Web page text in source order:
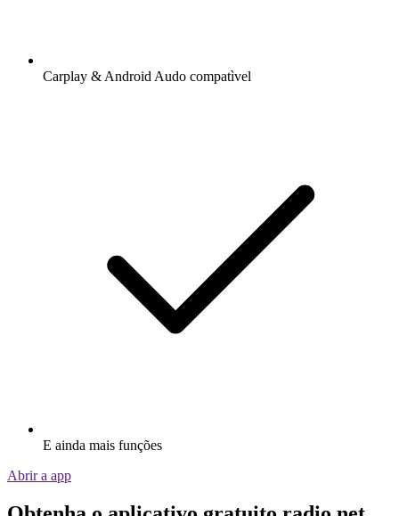
Carplay & Android Audo compatìvel
E ainda mais funções
Abrir a app